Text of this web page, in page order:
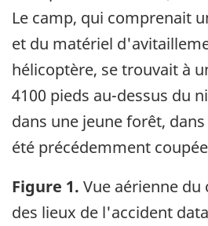
Le camp, qui comprenait
et du matériel
hélicoptère, se trouvait à
4100 pieds au-dessus du
dans une jeune forêt,
été précédemment
Figure 1. Vue aérienne du
des lieux de l'accident